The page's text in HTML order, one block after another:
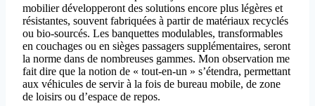
mobilier développeront des solutions encore plus légères et
résistantes, souvent fabriquées à partir de matériaux recyclés
ou bio-sourcés. Les banquettes modulables, transformables
en couchages ou en sièges passagers supplémentaires, seront
la norme dans de nombreuses gammes. Mon observation me
fait dire que la notion de « tout-en-un » s’étendra, permettant
aux véhicules de servir à la fois de bureau mobile, de zone
de loisirs ou d’espace de repos.